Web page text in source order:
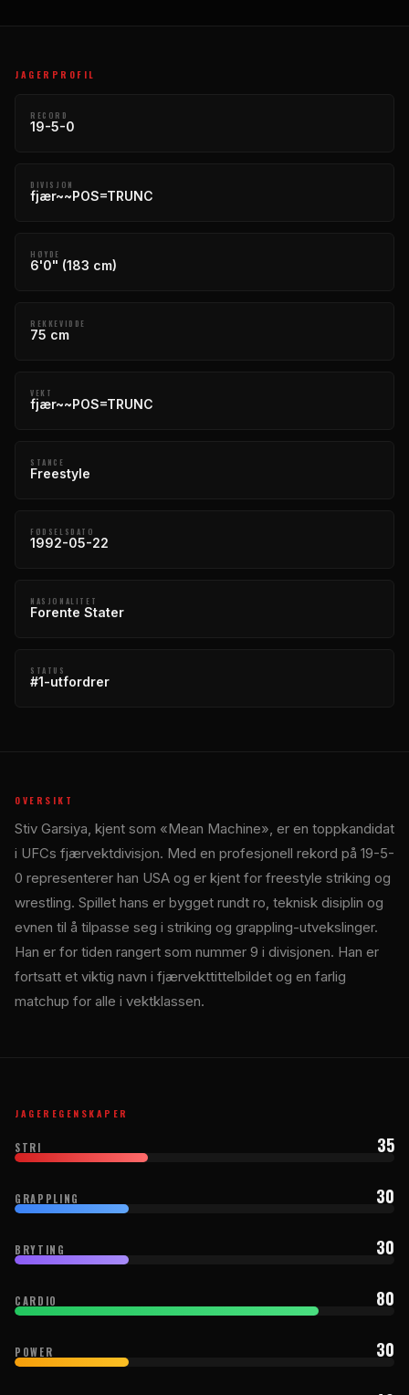
JAGERPROFIL
RECORD
19-5-0
DIVISJON
fjær~~POS=TRUNC
HØYDE
6'0" (183 cm)
REKKEVIDDE
75 cm
VEKT
fjær~~POS=TRUNC
STANCE
Freestyle
FØDSELSDATO
1992-05-22
NASJONALITET
Forente Stater
STATUS
#1-utfordrer
OVERSIKT
Stiv Garsiya, kjent som «Mean Machine», er en toppkandidat
i UFCs fjærvektdivisjon. Med en profesjonell rekord på 19-5-
0 representerer han USA og er kjent for freestyle striking og
wrestling. Spillet hans er bygget rundt ro, teknisk disiplin og
evnen til å tilpasse seg i striking og grappling-utvekslinger.
Han er for tiden rangert som nummer 9 i divisjonen. Han er
fortsatt et viktig navn i fjærvekttittelbildet og en farlig
matchup for alle i vektklassen.
JAGEREGENSKAPER
STRI 35
GRAPPLING 30
BRYTING 30
CARDIO 80
POWER 30